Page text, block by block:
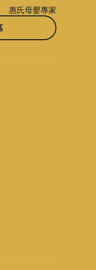
惠氏母嬰專家